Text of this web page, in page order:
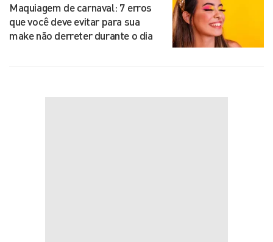
Maquiagem de carnaval: 7 erros
que você deve evitar para sua
make não derreter durante o dia